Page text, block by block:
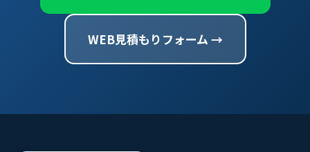
WEB見積もりフォーム →